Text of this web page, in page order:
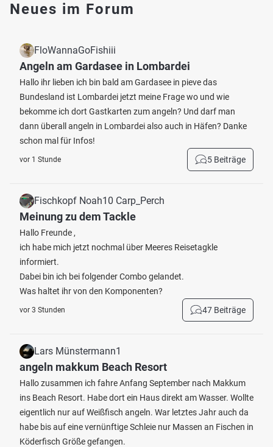
Neues im Forum
FloWannaGoFishiii
Angeln am Gardasee in Lombardei
Hallo ihr lieben ich bin bald am Gardasee in pieve das
Bundesland ist Lombardei jetzt meine Frage wo und wie
bekomme ich dort Gastkarten zum angeln? Und darf man
dann überall angeln in Lombardei also auch in Häfen? Danke
schon mal für Infos!
vor 1 Stunde 5 Beiträge
Fischkopf Noah10 Carp_Perch
Meinung zu dem Tackle
Hallo Freunde ,
ich habe mich jetzt nochmal über Meeres Reisetagkle
informiert.
Dabei bin ich bei folgender Combo gelandet.
Was haltet ihr von den Komponenten?
vor 3 Stunden 47 Beiträge
Lars Münstermann1
angeln makkum Beach Resort
Hallo zusammen ich fahre Anfang September nach Makkum
ins Beach Resort. Habe dort ein Haus direkt am Wasser. Wollte
eigentlich nur auf Weißfisch angeln. War letztes Jahr auch da
habe bis auf eine vernünftige Schleie nur Massen an Fischen in
Köderfisch Größe gefangen.